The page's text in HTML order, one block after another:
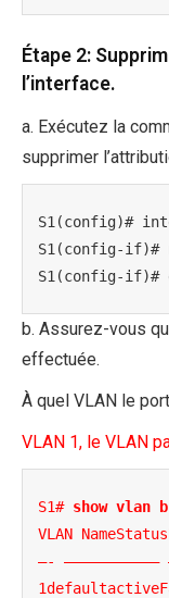
Étape 2:
l’interface.
a. Exécutez la
supprimer
S1(config)#
S1(config-if)#
S1(config-if)#
b. Assurez-vous
effectuée.
À quel VLAN le
VLAN 1, le VLAN
S1# show vlan
VLAN
—- ——————————–